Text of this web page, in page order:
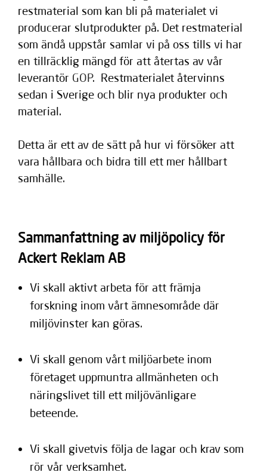
restmaterial som kan bli på materialet vi
producerar slutprodukter på. Det restmaterial
som ändå uppstår samlar vi på oss tills vi har
en tillräcklig mängd för att återtas av vår
leverantör GOP. Restmaterialet återvinns
sedan i Sverige och blir nya produkter och
material.
Detta är ett av de sätt på hur vi försöker att
vara hållbara och bidra till ett mer hållbart
samhälle.
Sammanfattning av miljöpolicy för
Ackert Reklam AB
Vi skall aktivt arbeta för att främja
forskning inom vårt ämnesområde där
miljövinster kan göras.
Vi skall genom vårt miljöarbete inom
företaget uppmuntra allmänheten och
näringslivet till ett miljövänligare
beteende.
Vi skall givetvis följa de lagar och krav som
rör vår verksamhet.